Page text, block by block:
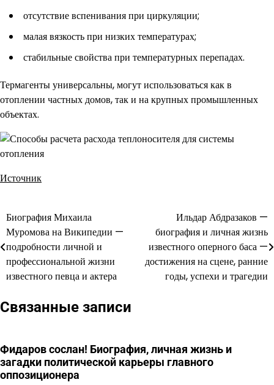
отсутствие вспенивания при циркуляции;
малая вязкость при низких температурах;
стабильные свойства при температурных перепадах.
Термагенты универсальны, могут использоваться как в
отоплении частных домов, так и на крупных промышленных
объектах.
Источник
Навигация
по
записям
Биография Михаила
Муромова на Википедии —
подробности личной и
профессиональной жизни
известного певца и актера
Ильдар Абдразаков —
биография и личная жизнь
известного оперного баса —
достижения на сцене, ранние
годы, успехи и трагедии
Связанные записи
Фидаров сослан! Биография, личная жизнь и
загадки политической карьеры главного
оппозиционера